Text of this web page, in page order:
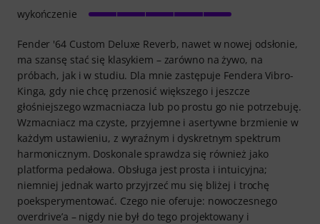
Fender '64 Custom Deluxe Reverb, nawet w nowej odsłonie,
ma szansę stać się klasykiem – zarówno na żywo, na
próbach, jak i w studiu. Dla mnie zastępuje Fendera Vibro-
Kinga, gdy nie chcę przenosić większego i jeszcze
głośniejszego wzmacniacza lub po prostu go nie potrzebuję.
Wzmacniacz ma czyste, przyjemne i asertywne brzmienie w
każdym ustawieniu, z wyraźnym i dyskretnym spektrum
harmonicznym. Doskonale sprawdza się również jako
platforma pedałowa. Obsługa jest prosta i intuicyjna;
niemniej jednak warto przyjrzeć mu się bliżej i trochę
poeksperymentować. Czego nie oferuje: nowoczesnego
overdrive’a – nigdy nie był do tego projektowany i
wykończenie